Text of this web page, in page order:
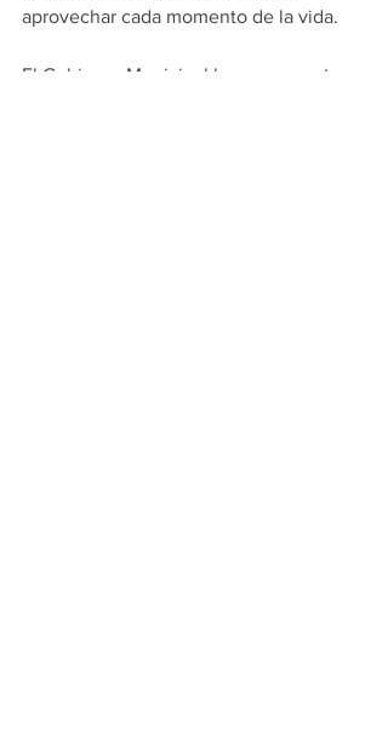
aprovechar cada momento de la vida.
El Gobierno Municipal busca con estas